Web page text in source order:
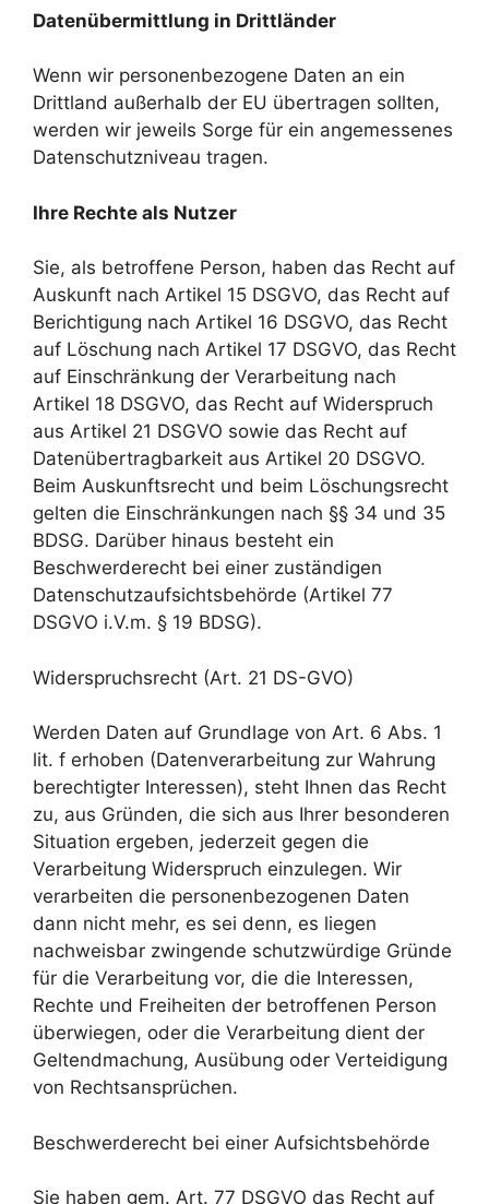
Datenübermittlung in Drittländer
Wenn wir personenbezogene Daten an ein
Drittland außerhalb der EU übertragen sollten,
werden wir jeweils Sorge für ein angemessenes
Datenschutzniveau tragen.
Ihre Rechte als Nutzer
Sie, als betroffene Person, haben das Recht auf
Auskunft nach Artikel 15 DSGVO, das Recht auf
Berichtigung nach Artikel 16 DSGVO, das Recht
auf Löschung nach Artikel 17 DSGVO, das Recht
auf Einschränkung der Verarbeitung nach
Artikel 18 DSGVO, das Recht auf Widerspruch
aus Artikel 21 DSGVO sowie das Recht auf
Datenübertragbarkeit aus Artikel 20 DSGVO.
Beim Auskunftsrecht und beim Löschungsrecht
gelten die Einschränkungen nach §§ 34 und 35
BDSG. Darüber hinaus besteht ein
Beschwerderecht bei einer zuständigen
Datenschutzaufsichtsbehörde (Artikel 77
DSGVO i.V.m. § 19 BDSG).
Widerspruchsrecht (Art. 21 DS-GVO)
Werden Daten auf Grundlage von Art. 6 Abs. 1
lit. f erhoben (Datenverarbeitung zur Wahrung
berechtigter Interessen), steht Ihnen das Recht
zu, aus Gründen, die sich aus Ihrer besonderen
Situation ergeben, jederzeit gegen die
Verarbeitung Widerspruch einzulegen. Wir
verarbeiten die personenbezogenen Daten
dann nicht mehr, es sei denn, es liegen
nachweisbar zwingende schutzwürdige Gründe
für die Verarbeitung vor, die die Interessen,
Rechte und Freiheiten der betroffenen Person
überwiegen, oder die Verarbeitung dient der
Geltendmachung, Ausübung oder Verteidigung
von Rechtsansprüchen.
Beschwerderecht bei einer Aufsichtsbehörde
Sie haben gem. Art. 77 DSGVO das Recht auf